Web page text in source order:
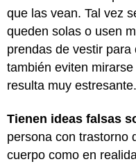
que las vean. Tal vez
queden solas o usen
prendas de vestir
también eviten
resulta muy estresante.
Tienen ideas falsas
persona con trastorno
cuerpo como en